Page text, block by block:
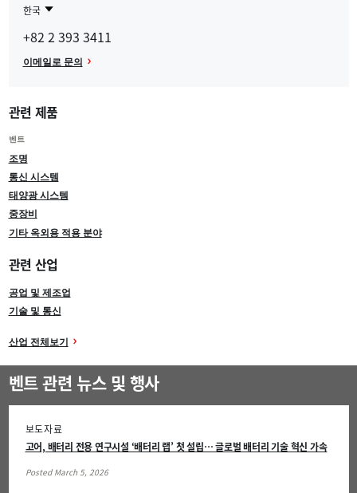
한국
Region
한
국
+82 2 393 3411
이메일로 문의
관련 제품
벤트
조명
통신 시스템
태양광 시스템
중장비
기타 옥외용 적용 분야
관련 산업
공업 및 제조업
기술 및 통신
산업 전체보기
벤트 관련 뉴스 및 행사
보도자료
고어, 배터리 전용 연구시설 ‘배터리 랩’ 첫 설립… 글로벌 배터리 기술 혁신 가속
Posted March 5, 2026